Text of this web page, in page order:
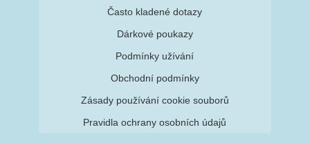
Často kladené dotazy
Dárkové poukazy
Podmínky užívání
Obchodní podmínky
Zásady používání cookie souborů
Pravidla ochrany osobních údajů